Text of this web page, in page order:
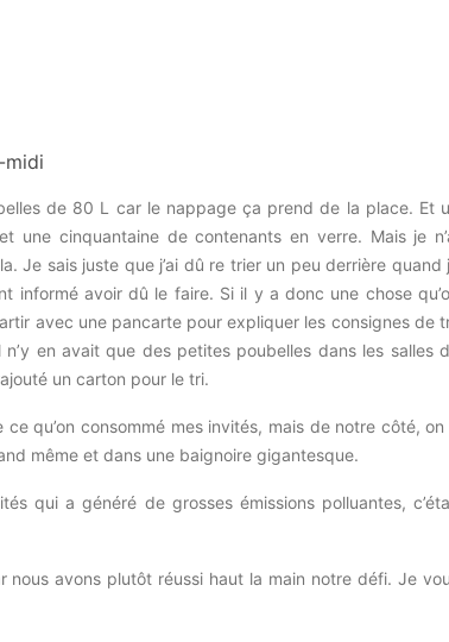
midi
de 80 L car le nappage ça prend de la place. Et
cinquantaine de contenants en verre. Mais je
Je sais juste que j’ai dû re trier un peu derrière quand
informé avoir dû le faire. Si il y a donc une chose
avec une pancarte pour expliquer les consignes de
en avait que des petites poubelles dans les salles
un carton pour le tri.
qu’on consommé mes invités, mais de notre côté, on
même et dans une baignoire gigantesque.
qui a généré de grosses émissions polluantes,
nous avons plutôt réussi haut la main notre défi. Je